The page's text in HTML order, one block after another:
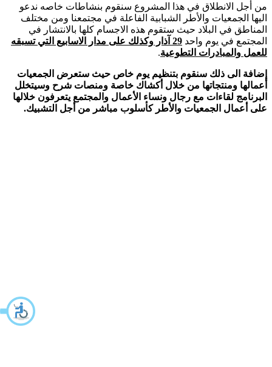
من أجل الانطلاق في هذا المشروع سنقوم بنشاطات خاصه ندعو
اليها الجمعيات والأطر الشبابية الفاعلة في مجتمعنا ومن مختلف
المناطق في البلاد حيث ستقوم هذه الاجسام كلها بالانتشار في
المجتمع في يوم واحد
29 آذار وكذلك على مدار الاسابيع التي تسبقه
للعمل والمبادرات التطوعية.
إضافة الى ذلك سنقوم بتنظيم يوم خاص حيث ستعرض الجمعيات
أعمالها ومنتجاتها من خلال أكشاك خاصة ومنصات شرح وسيتخلل
البرنامج لقاءات مع رجال ونساء الأعمال والمجتمع يتعرفون خلالها
على أعمال الجمعيات والأطر كأسلوب مباشر من أجل التشبيك.